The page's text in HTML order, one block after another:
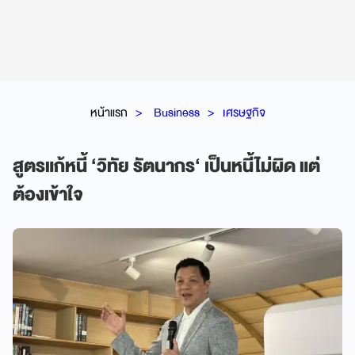
หน้าแรก Business เศรษฐกิจ
สูตรแก้หนี้ ‘วิทัย รัตนากร‘ เป็นหนี้ไม่ผิด แต่
ต้องเข้าใจ